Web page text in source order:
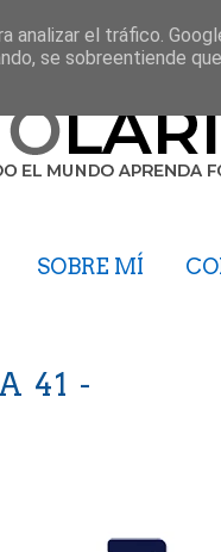
SOBRE MÍ
41 -
analizar el tráfico.
se sobreentiende